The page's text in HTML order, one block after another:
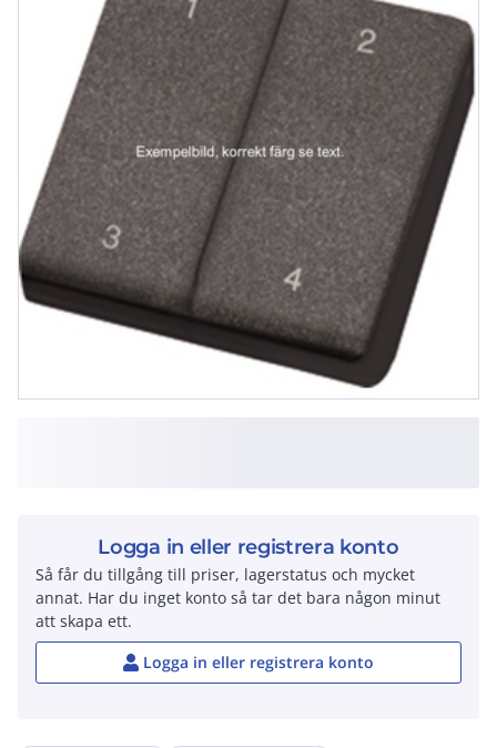
Logga in eller registrera konto
Så får du tillgång till priser, lagerstatus och mycket
annat. Har du inget konto så tar det bara någon minut
att skapa ett.
Logga in eller registrera konto